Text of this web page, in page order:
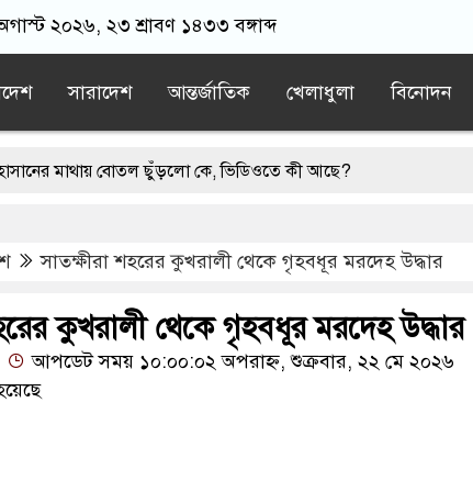
২০২৬, ২৩ শ্রাবণ ১৪৩৩ বঙ্গাব্দ
সারাদেশ আন্তর্জাতিক খেলাধুলা বিনোদন
বোতল ছুঁড়লো কে, ভিডিওতে কী আছে?
পালানো সাড়ে ৩শ আসামিকে এখনো ধরতে পারেনি পুলিশ
পথসভা থেকে উদ্ধার অস্ত্রটি খেলনা পিস্তল
ড. ইউনূসকে প্রস্তাব দেয়নি বিএনপি, আলোচনায় মির্জা ফখরুলের নাম
সাতক্ষীরা শহরের কুখরালী থেকে গৃহবধূর মরদেহ উদ্ধার
কুখরালী থেকে গৃহবধূর মরদেহ উদ্ধার
আপডেট সময় ১০:০০:০২ অপরাহ্ন, শুক্রবার, ২২ মে ২০২৬